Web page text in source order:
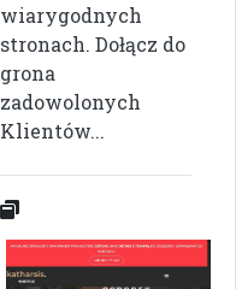
wiarygodnych
stronach. Dołącz do
grona
zadowolonych
Klientów...